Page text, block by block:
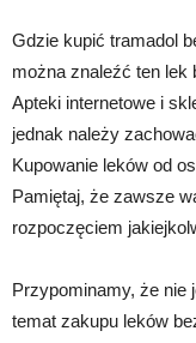
Gdzie kupić tramadol
można znaleźć ten lek
Apteki internetowe i
jednak należy
Kupowanie leków od
Pamiętaj, że zawsze
rozpoczęciem
Przypominamy, że nie
temat zakupu leków